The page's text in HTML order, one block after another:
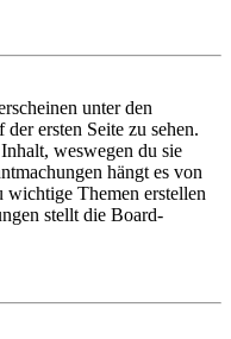
unter den
ersten Seite zu sehen.
weswegen du sie
hängt es von
wichtige Themen erstellen
stellt die Board-